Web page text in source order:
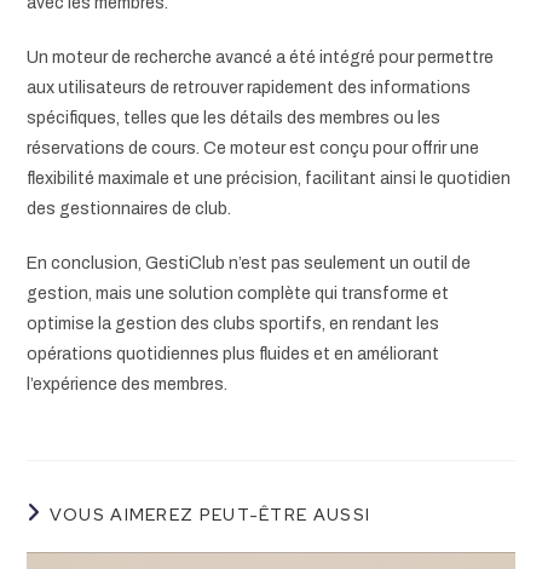
Un moteur de recherche avancé a été intégré pour permettre
aux utilisateurs de retrouver rapidement des informations
spécifiques, telles que les détails des membres ou les
réservations de cours. Ce moteur est conçu pour offrir une
flexibilité maximale et une précision, facilitant ainsi le quotidien
des gestionnaires de club.
En conclusion, GestiClub n’est pas seulement un outil de
gestion, mais une solution complète qui transforme et
optimise la gestion des clubs sportifs, en rendant les
opérations quotidiennes plus fluides et en améliorant
l’expérience des membres.
VOUS AIMEREZ PEUT-ÊTRE AUSSI